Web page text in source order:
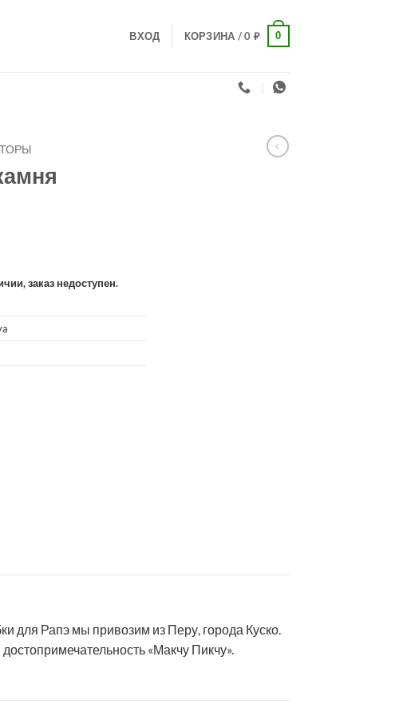
ВХОД КОРЗИНА /0 ₽ 0
заказ недоступен.
для Рапэ мы привозим из Перу, города Куско.
«Макчу Пикчу».